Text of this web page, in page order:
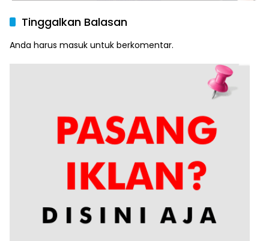
Tinggalkan Balasan
Anda harus masuk untuk berkomentar.